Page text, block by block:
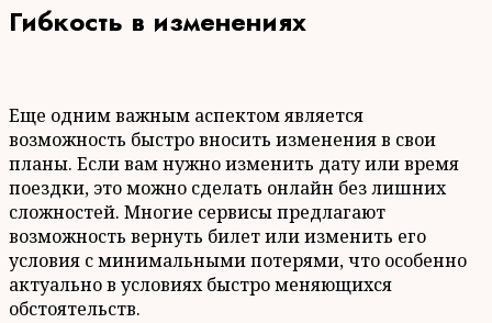
Гибкость в изменениях
Еще одним важным аспектом является
возможность быстро вносить изменения в свои
планы. Если вам нужно изменить дату или время
поездки, это можно сделать онлайн без лишних
сложностей. Многие сервисы предлагают
возможность вернуть билет или изменить его
условия с минимальными потерями, что особенно
актуально в условиях быстро меняющихся
обстоятельств.